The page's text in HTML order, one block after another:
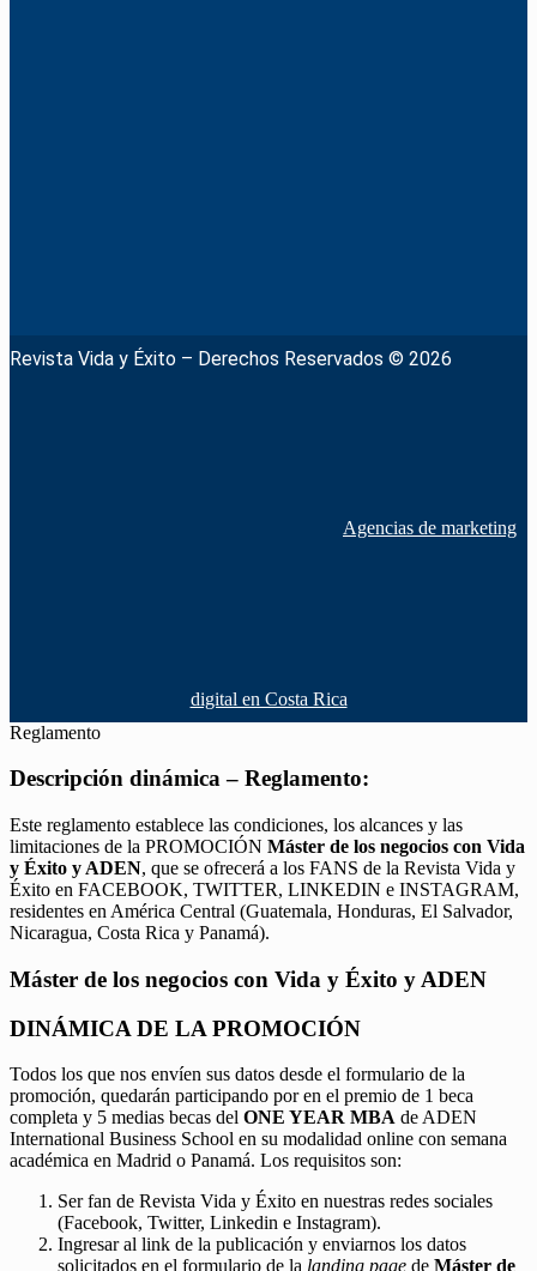
Revista Vida y Éxito – Derechos Reservados © 2026
Agencias de marketing
digital en Costa Rica
Reglamento
Descripción dinámica – Reglamento:
Este reglamento establece las condiciones, los alcances y las
limitaciones de la PROMOCIÓN Máster de los negocios con Vida
y Éxito y ADEN, que se ofrecerá a los FANS de la Revista Vida y
Éxito en FACEBOOK, TWITTER, LINKEDIN e INSTAGRAM,
residentes en América Central (Guatemala, Honduras, El Salvador,
Nicaragua, Costa Rica y Panamá).
Máster de los negocios con Vida y Éxito y ADEN
DINÁMICA DE LA PROMOCIÓN
Todos los que nos envíen sus datos desde el formulario de la
promoción, quedarán participando por en el premio de 1 beca
completa y 5 medias becas del ONE YEAR MBA de ADEN
International Business School en su modalidad online con semana
académica en Madrid o Panamá. Los requisitos son:
Ser fan de Revista Vida y Éxito en nuestras redes sociales
(Facebook, Twitter, Linkedin e Instagram).
Ingresar al link de la publicación y enviarnos los datos
solicitados en el formulario de la landing page de Máster de